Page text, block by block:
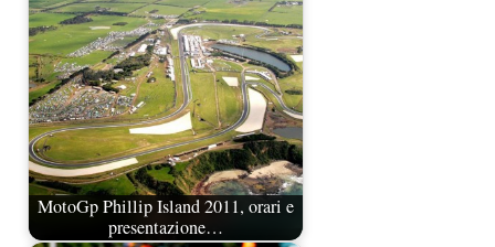
MotoGp Phillip Island 2011, orari e
presentazione…